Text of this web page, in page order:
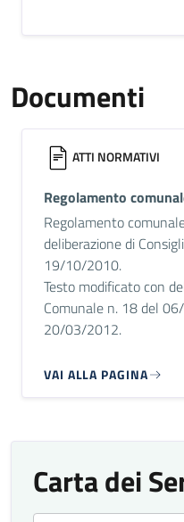
Documenti
ATTI NORMATIVI
Regolamento
Regolamento
deliberazione di
19/10/2010.
Testo modificato con
Comunale n. 18 del
20/03/2012.
VAI ALLA PAGINA
Carta dei